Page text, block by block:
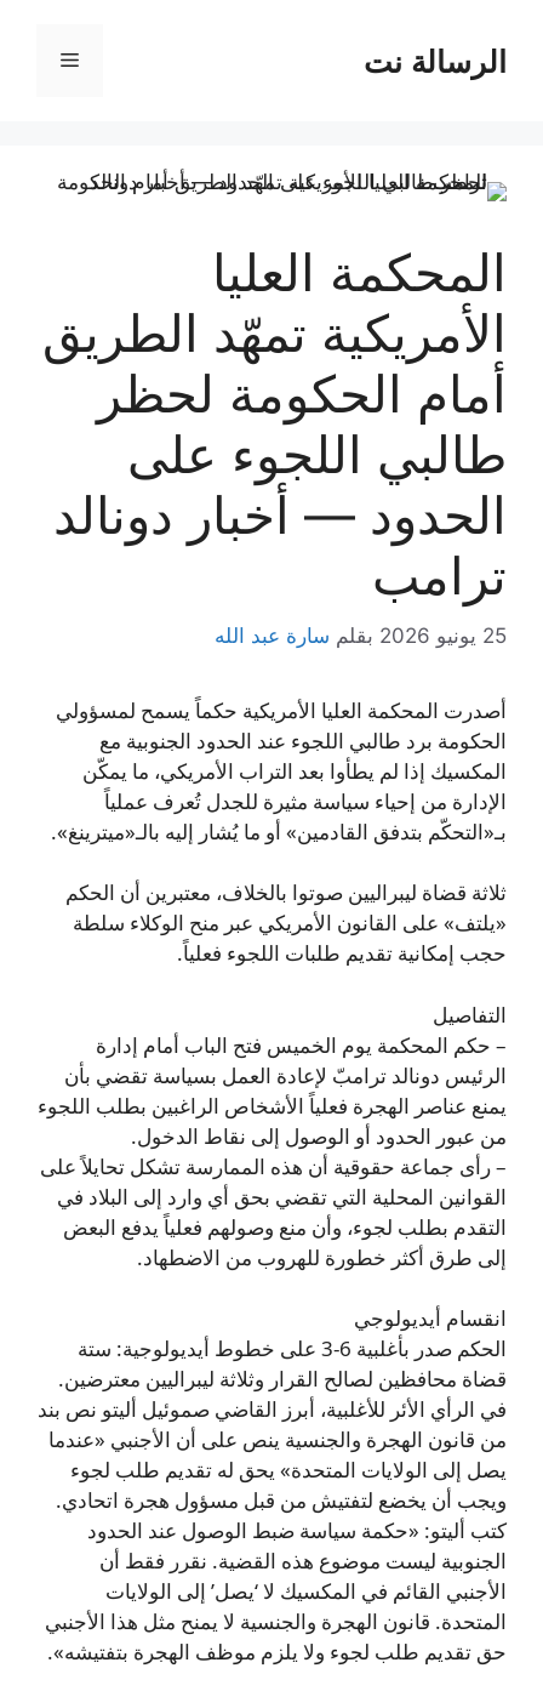
المحتوىالرسالة نت القائمة
المحكمة العليا
الأمريكية تمهّد الطريق
أمام الحكومة لحظر
طالبي اللجوء على
الحدود — أخبار دونالد
ترامب
25 يونيو 2026 بقلم سارة عبد الله
أصدرت المحكمة العليا الأمريكية حكماً يسمح لمسؤولي
الحكومة برد طالبي اللجوء عند الحدود الجنوبية مع
المكسيك إذا لم يطأوا بعد التراب الأمريكي، ما يمكّن
الإدارة من إحياء سياسة مثيرة للجدل تُعرف عملياً
بـ«التحكّم بتدفق القادمين» أو ما يُشار إليه بالـ«ميترينغ».
ثلاثة قضاة ليبراليين صوتوا بالخلاف، معتبرين أن الحكم
«يلتف» على القانون الأمريكي عبر منح الوكلاء سلطة
حجب إمكانية تقديم طلبات اللجوء فعلياً.
التفاصيل
– حكم المحكمة يوم الخميس فتح الباب أمام إدارة
الرئيس دونالد ترامبّ لإعادة العمل بسياسة تقضي بأن
يمنع عناصر الهجرة فعلياً الأشخاص الراغبين بطلب اللجوء
من عبور الحدود أو الوصول إلى نقاط الدخول.
– رأى جماعة حقوقية أن هذه الممارسة تشكل تحايلاً على
القوانين المحلية التي تقضي بحق أي وارد إلى البلاد في
التقدم بطلب لجوء، وأن منع وصولهم فعلياً يدفع البعض
إلى طرق أكثر خطورة للهروب من الاضطهاد.
انقسام أيديولوجي
الحكم صدر بأغلبية 6-3 على خطوط أيديولوجية: ستة
قضاة محافظين لصالح القرار وثلاثة ليبراليين معترضين.
في الرأي الأئر للأغلبية، أبرز القاضي صموئيل أليتو نص بند
من قانون الهجرة والجنسية ينص على أن الأجنبي «عندما
يصل إلى الولايات المتحدة» يحق له تقديم طلب لجوء
ويجب أن يخضع لتفتيش من قبل مسؤول هجرة اتحادي.
كتب أليتو: «حكمة سياسة ضبط الوصول عند الحدود
الجنوبية ليست موضوع هذه القضية. نقرر فقط أن
الأجنبي القائم في المكسيك لا ‘يصل’ إلى الولايات
المتحدة. قانون الهجرة والجنسية لا يمنح مثل هذا الأجنبي
حق تقديم طلب لجوء ولا يلزم موظف الهجرة بتفتيشه».